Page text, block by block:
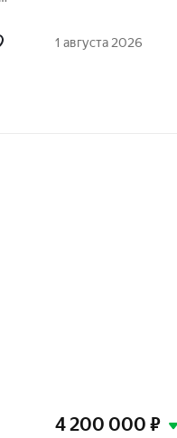
1 августа 2026
4 200 000 ₽